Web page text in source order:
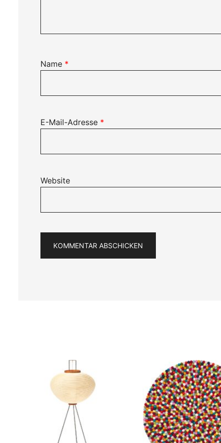
Name *
E-Mail-Adresse *
Website